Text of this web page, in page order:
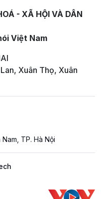
- XÃ HỘI VÀ DÂN
Việt Nam
Xuân Thọ, Xuân
TP. Hà Nội